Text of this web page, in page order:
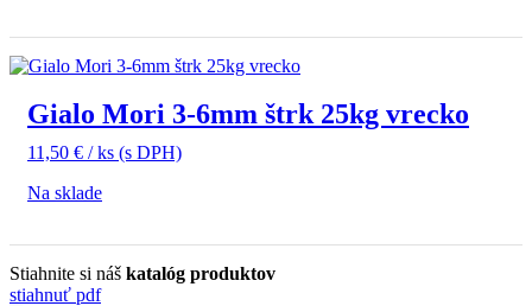
Gialo Mori 3-6mm štrk 25kg vrecko
11,50 € / ks (s DPH)
Na sklade
Stiahnite si náš katalóg produktov
stiahnuť pdf